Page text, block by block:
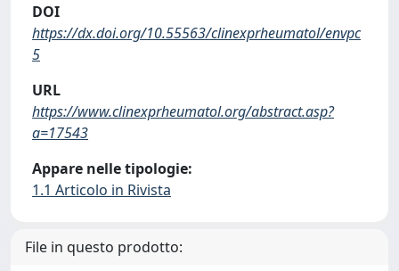
DOI
https://dx.doi.org/10.55563/clinexprheumatol/envpc
5
URL
https://www.clinexprheumatol.org/abstract.asp?
a=17543
Appare nelle tipologie:
1.1 Articolo in Rivista
File in questo prodotto: